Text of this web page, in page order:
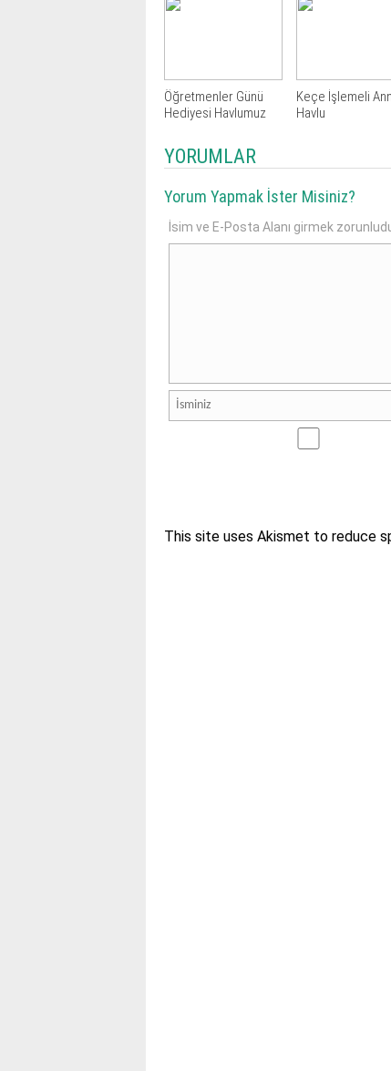
Öğretmenler Günü
Hediyesi Havlumuz
Keçe İşlemeli
Havlu
YORUMLAR
Yorum Yapmak İster Misiniz?
İsim ve E-Posta Alanı girmek
This site uses Akismet to reduce